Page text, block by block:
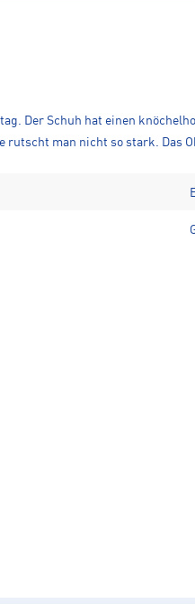
Der Schuh hat einen
man nicht so stark. Das